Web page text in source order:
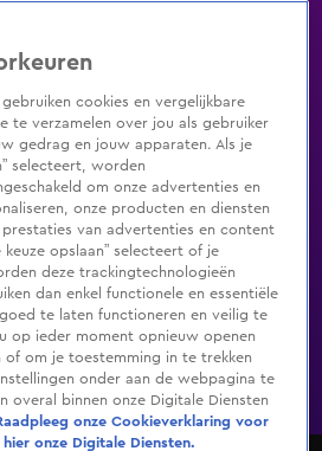
Zenders Genres
inlogShop
Programma's De Bondgenoten
Shop
cookies en vergelijkbare
te verzamelen over jou als gebruiker
gedrag en jouw apparaten. Als je
selecteert, worden
om onze advertenties en
onze producten en diensten
van advertenties en content
keuze opslaan” selecteert of je
deze trackingtechnologieën
dan enkel functionele en essentiële
te laten functioneren en veilig te
op ieder moment opnieuw openen
of om je toestemming in te trekken
onder aan de webpagina te
overal binnen onze Digitale Diensten
onze Cookieverklaring voor
hier onze Digitale Diensten.